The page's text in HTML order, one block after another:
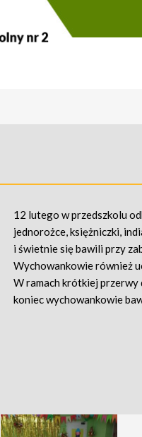
12 lutego w przedszkolu
jednorożce, księżniczki,
i świetnie się bawili przy
Wychowankowie również
W ramach krótkiej przerwy
koniec wychowankowie